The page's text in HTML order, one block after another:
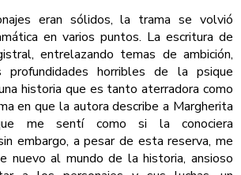
eran sólidos, la trama se volvió
en varios puntos. La escritura de
entrelazando temas de ambición,
horribles de la psique
historia que es tanto aterradora como
en que la autora describe a Margherita
me sentí como si la conociera
embargo, a pesar de esta reserva, me
nuevo al mundo de la historia, ansioso